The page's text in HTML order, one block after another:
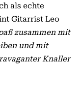
als echte
Gitarrist Leo
zusammen mit
und mit
Knaller